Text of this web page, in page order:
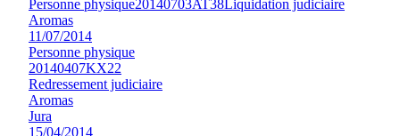
Personne physique20140703AT38Liquidation judiciaire
Aromas
11/07/2014
Personne physique
20140407KX22
Redressement judiciaire
Aromas
Jura
15/04/2014